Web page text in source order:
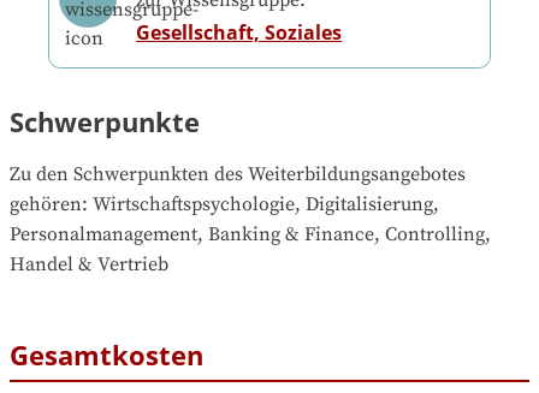
Gesellschaft, Soziales
Schwerpunkte
Zu den Schwerpunkten des Weiterbildungsangebotes
gehören: Wirtschaftspsychologie, Digitalisierung,
Personalmanagement, Banking & Finance, Controlling,
Handel & Vertrieb
Gesamtkosten